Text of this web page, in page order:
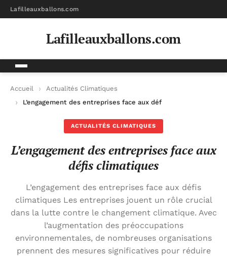
Lafilleauxballons.com
Lafilleauxballons.com
Accueil
Actualités Climatiques
L’engagement des entreprises face aux défis climatiques
ACTUALITÉS CLIMATIQUES
L’engagement des entreprises face aux
défis climatiques
L’engagement des entreprises face aux défis
climatiques Les entreprises jouent un rôle crucial
dans la lutte contre le changement climatique. Avec
l’augmentation des préoccupations
environnementales, de nombreuses organisations
prennent des mesures significatives pour réduire